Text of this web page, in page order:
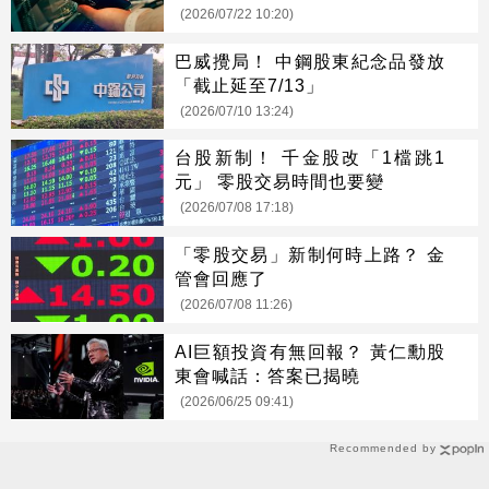
Recommended by
而是布局好時機
(2026/07/22 10:20)
巴威攪局！ 中鋼股東紀念品發放
「截止延至7/13」
(2026/07/10 13:24)
台股新制！ 千金股改「1檔跳1
元」 零股交易時間也要變
(2026/07/08 17:18)
「零股交易」新制何時上路？ 金
管會回應了
(2026/07/08 11:26)
AI巨額投資有無回報？ 黃仁勳股
東會喊話：答案已揭曉
(2026/06/25 09:41)